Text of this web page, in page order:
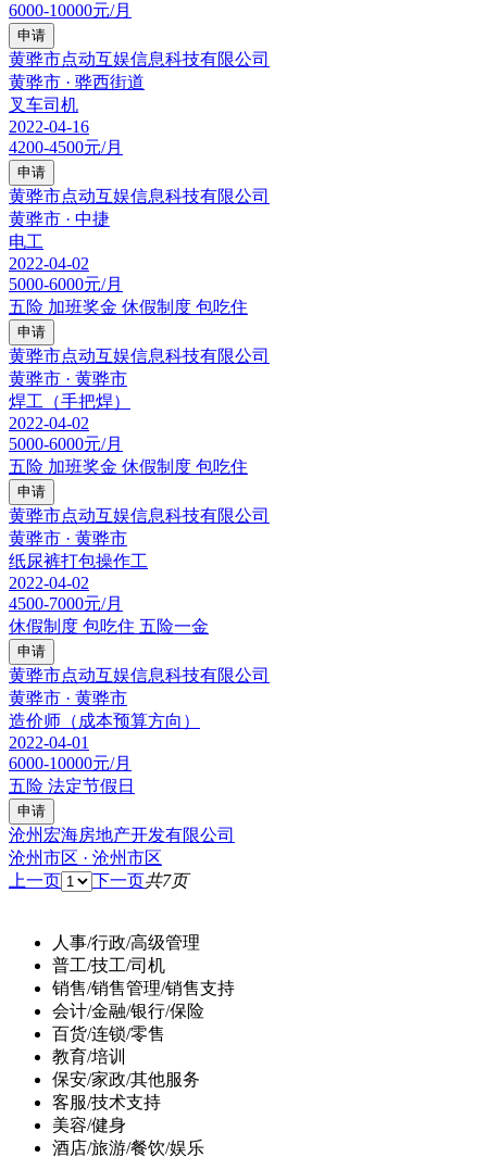
6000-10000元/月
申请
黄骅市点动互娱信息科技有限公司
黄骅市 · 骅西街道
叉车司机
2022-04-16
4200-4500元/月
申请
黄骅市点动互娱信息科技有限公司
黄骅市 · 中捷
电工
2022-04-02
5000-6000元/月
五险 加班奖金 休假制度 包吃住
申请
黄骅市点动互娱信息科技有限公司
黄骅市 · 黄骅市
焊工（手把焊）
2022-04-02
5000-6000元/月
五险 加班奖金 休假制度 包吃住
申请
黄骅市点动互娱信息科技有限公司
黄骅市 · 黄骅市
纸尿裤打包操作工
2022-04-02
4500-7000元/月
休假制度 包吃住 五险一金
申请
黄骅市点动互娱信息科技有限公司
黄骅市 · 黄骅市
造价师（成本预算方向）
2022-04-01
6000-10000元/月
五险 法定节假日
申请
沧州宏海房地产开发有限公司
沧州市区 · 沧州市区
上一页
下一页共7页
人事/行政/高级管理
普工/技工/司机
销售/销售管理/销售支持
会计/金融/银行/保险
百货/连锁/零售
教育/培训
保安/家政/其他服务
客服/技术支持
美容/健身
酒店/旅游/餐饮/娱乐